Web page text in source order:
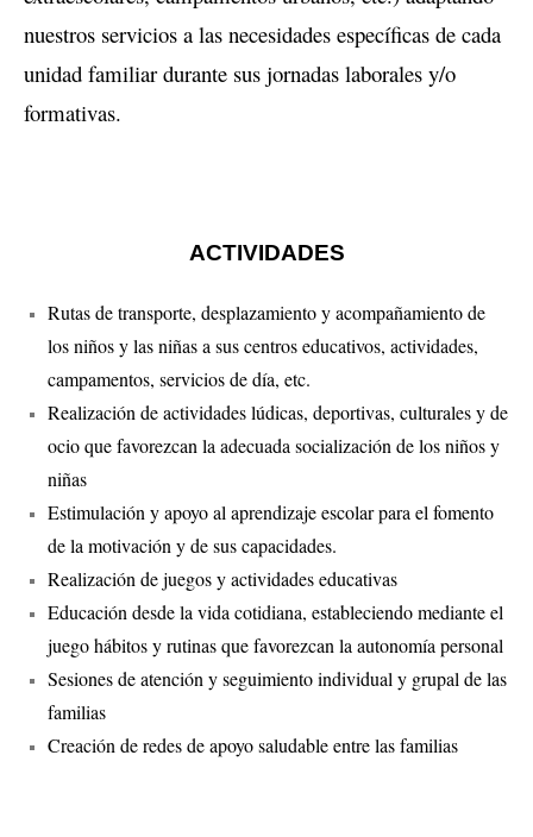
- - PROMOVIENDO FUTURO
- - CRECIENDO CONTIGO
- Igualdad
- - PAOLA
- Discapacidad
- - AIDI
- - PRIMEROS PASOS
Contáctenos
- Sede Asociación
Información de transparencia
nuestros servicios a las necesidades específicas de cada
unidad familiar durante sus jornadas laborales y/o
formativas.
ACTIVIDADES
Rutas de transporte, desplazamiento y acompañamiento de
los niños y las niñas a sus centros educativos, actividades,
campamentos, servicios de día, etc.
Realización de actividades lúdicas, deportivas, culturales y de
ocio que favorezcan la adecuada socialización de los niños y
niñas
Estimulación y apoyo al aprendizaje escolar para el fomento
de la motivación y de sus capacidades.
Realización de juegos y actividades educativas
Educación desde la vida cotidiana, estableciendo mediante el
juego hábitos y rutinas que favorezcan la autonomía personal
Sesiones de atención y seguimiento individual y grupal de las
familias
Creación de redes de apoyo saludable entre las familias